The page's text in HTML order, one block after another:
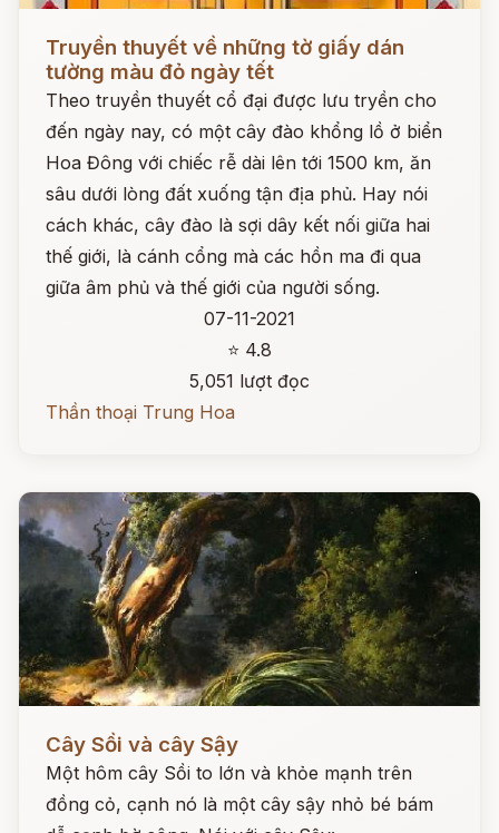
Đọc ngay
Truyền thuyết về những tờ giấy dán
tường màu đỏ ngày tết
Theo truyền thuyết cổ đại được lưu tryền cho
đến ngày nay, có một cây đào khổng lồ ở biển
Hoa Đông với chiếc rễ dài lên tới 1500 km, ăn
sâu dưới lòng đất xuống tận địa phủ. Hay nói
cách khác, cây đào là sợi dây kết nối giữa hai
thế giới, là cánh cổng mà các hồn ma đi qua
giữa âm phủ và thế giới của người sống.
07-11-2021
⭐ 4.8
5,051 lượt đọc
Thần thoại Trung Hoa
Cây Sồi và cây Sậy
Một hôm cây Sồi to lớn và khỏe mạnh trên
đồng cỏ, cạnh nó là một cây sậy nhỏ bé bám